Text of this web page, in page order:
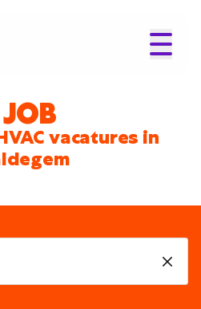
JOB
vacatures in